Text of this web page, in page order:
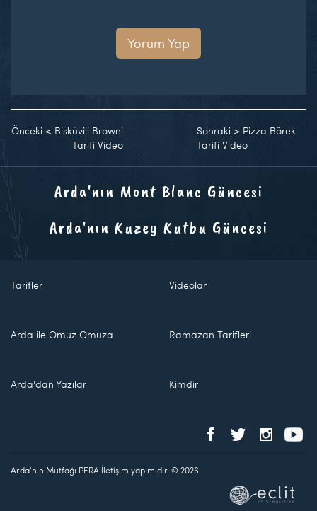
Yorum Yap
Önceki < Bisküvili Browni
Tarifi Video
Sonraki > Pizza Börek
Tarifi Video
Arda'nın Mont Blanc Güncesi
Arda'nın Kuzey Kutbu Güncesi
Tarifler Videolar
Arda ile Omuz Omuza Ramazan Tarifleri
Arda'dan Yazılar Kimdir
Arda'nın Mutfağı PERA İletişim yapımıdır. © 2026